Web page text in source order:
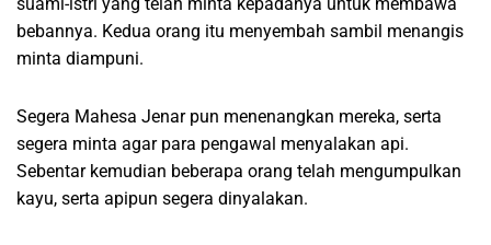
bebannya. Kedua orang itu menyembah sambil menangis
minta diampuni.
Segera Mahesa Jenar pun menenangkan mereka, serta
segera minta agar para pengawal menyalakan api.
Sebentar kemudian beberapa orang telah mengumpulkan
kayu, serta apipun segera dinyalakan.